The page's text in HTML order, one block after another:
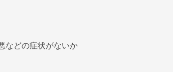
などの症状がないか